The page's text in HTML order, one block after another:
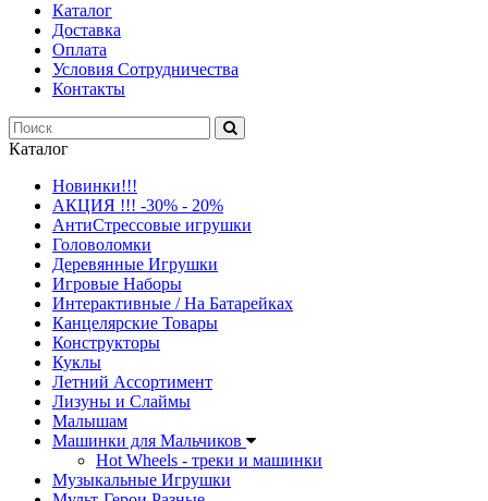
Каталог
Доставка
Оплата
Условия Сотрудничества
Контакты
Каталог
Новинки!!!
АКЦИЯ !!! -30% - 20%
АнтиСтрессовые игрушки
Головоломки
Деревянные Игрушки
Игровые Наборы
Интерактивные / На Батарейках
Канцелярские Товары
Конструкторы
Куклы
Летний Ассортимент
Лизуны и Слаймы
Малышам
Машинки для Мальчиков
Hot Wheels - треки и машинки
Музыкальные Игрушки